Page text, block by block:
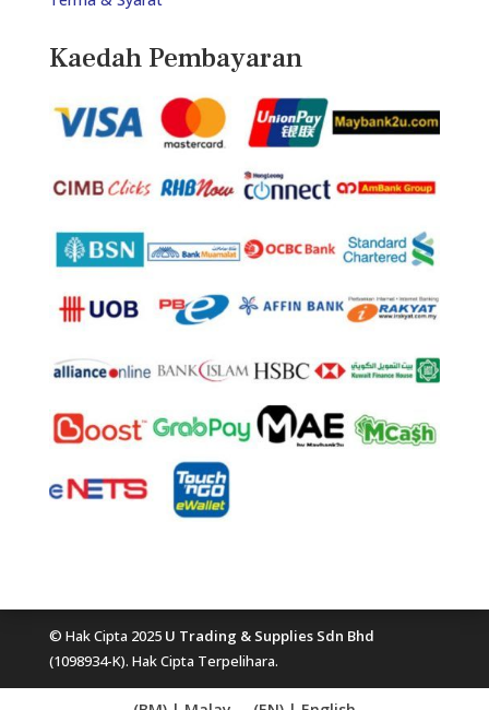
Kaedah Pembayaran
© Hak Cipta 2025 U Trading & Supplies Sdn Bhd
(1098934-K). Hak Cipta Terpelihara.